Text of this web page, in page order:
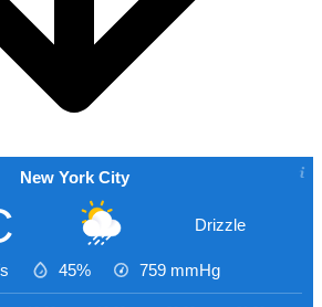
New York City
Drizzle
45% 759 mmHg